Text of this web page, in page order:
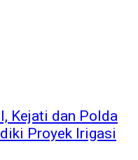
Kejati dan Polda
Proyek Irigasi